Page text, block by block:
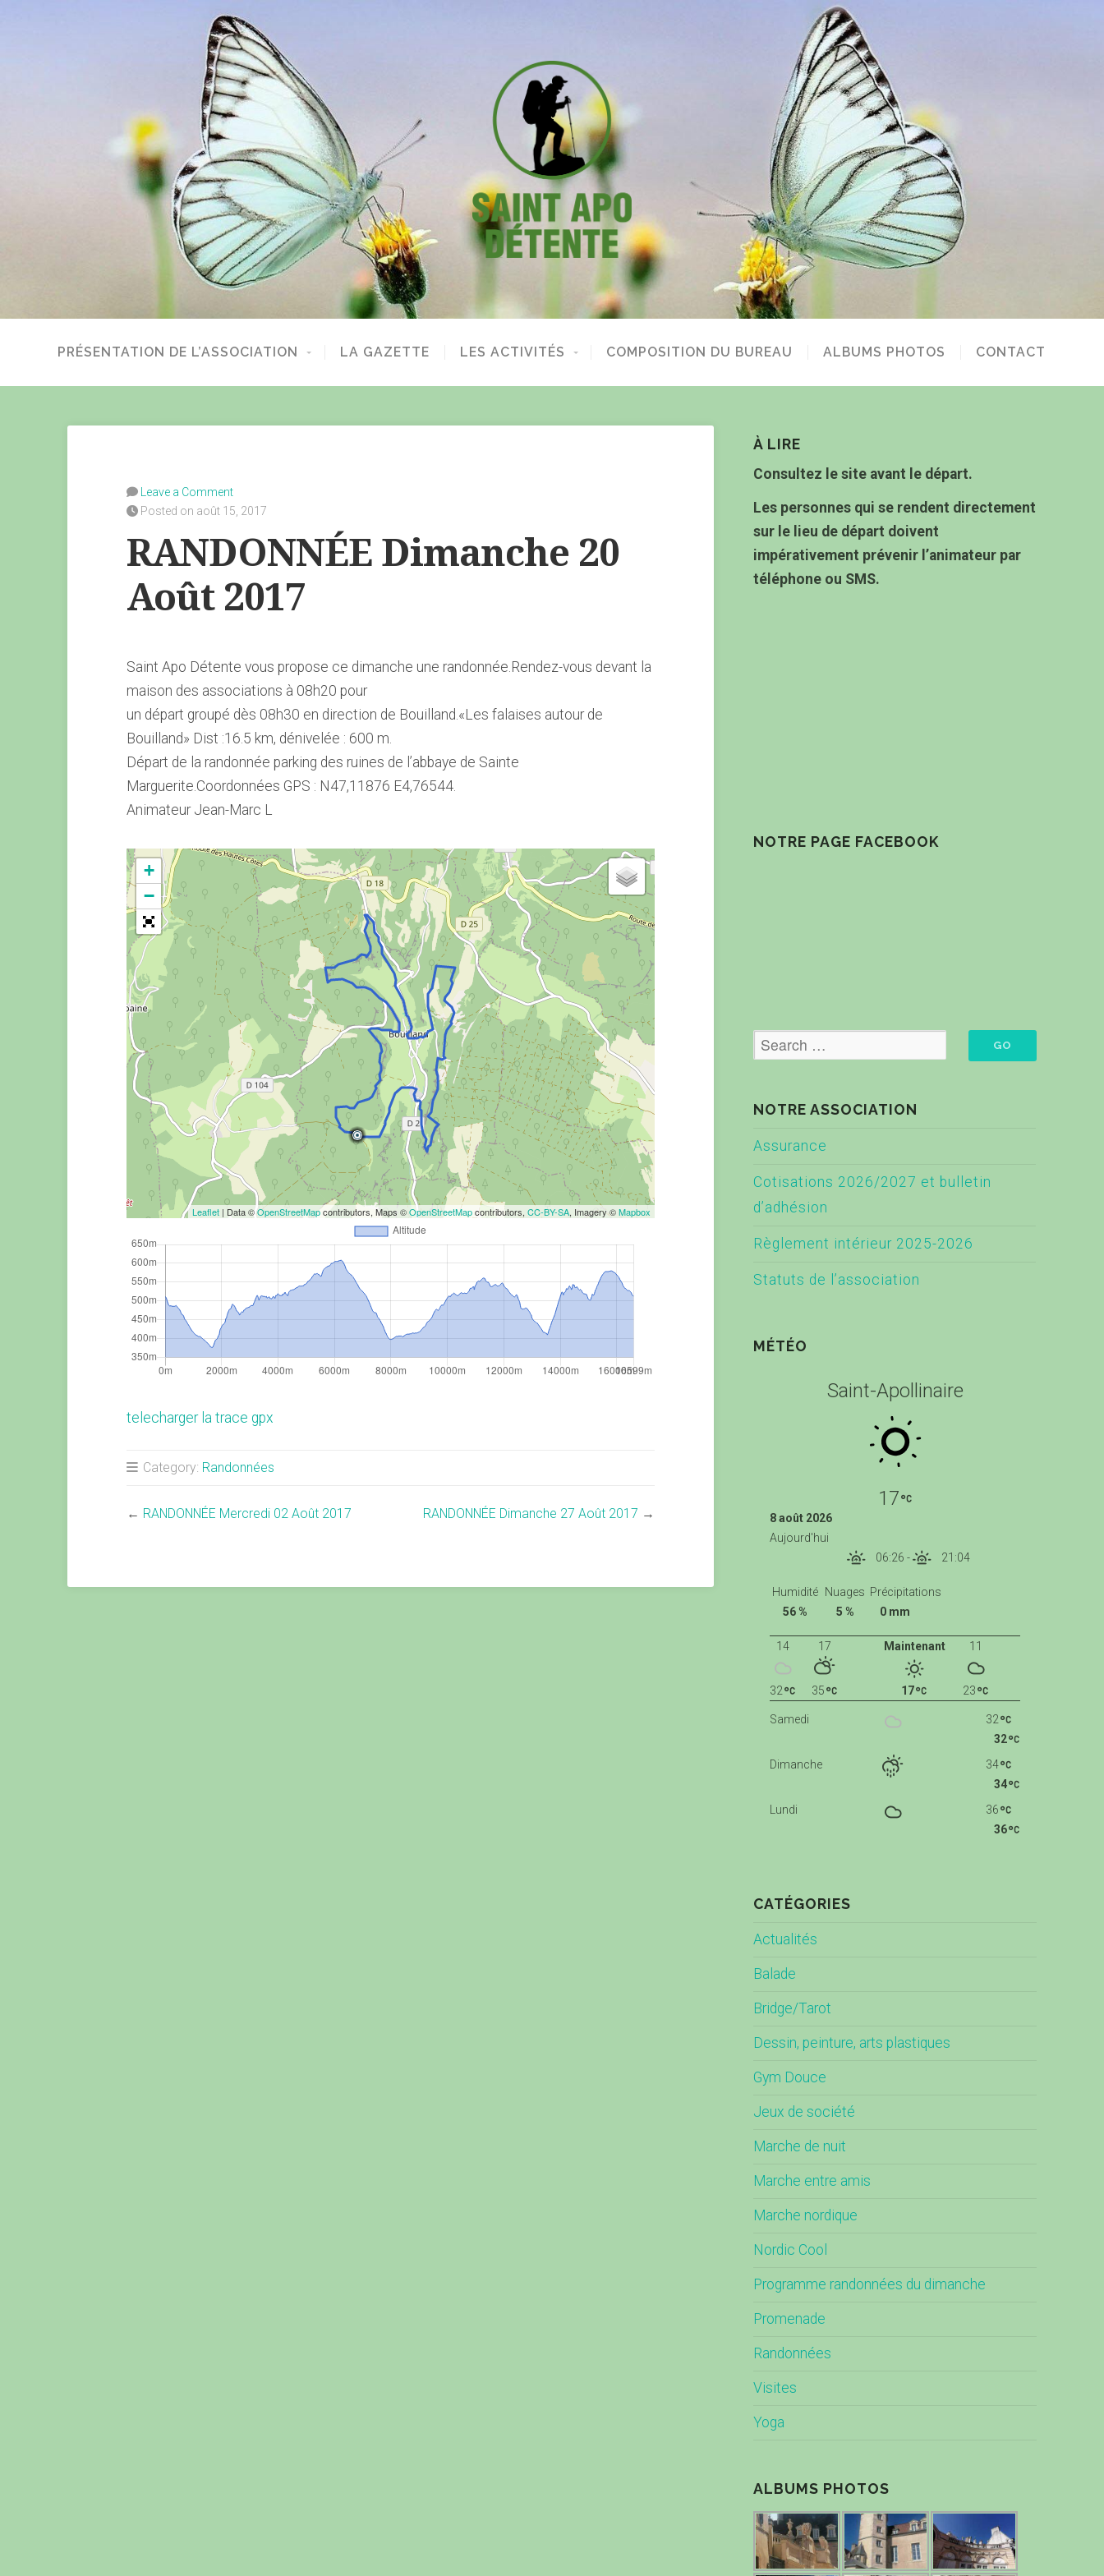
PRÉSENTATION DE L’ASSOCIATION LA GAZETTE LES ACTIVITÉS COMPOSITION DU BUREAU ALBUMS PHOTOS CONTACT
Leave a Comment
Posted on août 15, 2017
RANDONNÉE Dimanche 20
Août 2017
Saint Apo Détente vous propose ce dimanche une randonnée.Rendez-vous devant la
maison des associations à 08h20 pour
un départ groupé dès 08h30 en direction de Bouilland.«Les falaises autour de
Bouilland» Dist :16.5 km, dénivelée : 600 m.
Départ de la randonnée parking des ruines de l’abbaye de Sainte
Marguerite.Coordonnées GPS : N47,11876 E4,76544.
Animateur Jean-Marc L
+
−
Leaflet | Data ©OpenStreetMapcontributors, Maps ©OpenStreetMapcontributors,CC-BY-SA, Imagery ©Mapbox
telecharger la trace gpx
Category: Randonnées
← RANDONNÉE Mercredi 02 Août 2017 RANDONNÉE Dimanche 27 Août 2017 →
À LIRE
Consultez le site avant le départ.
Les personnes qui se rendent directement
sur le lieu de départ doivent
impérativement prévenir l’animateur par
téléphone ou SMS.
NOTRE PAGE FACEBOOK
NOTRE ASSOCIATION
Assurance
Cotisations 2026/2027 et bulletin
d’adhésion
Règlement intérieur 2025-2026
Statuts de l’association
MÉTÉO
Saint-Apollinaire
17
8 août 2026
Aujourd'hui
06:26 - 21:04
Humidité
56 %
Nuages
5 %
Précipitations
0 mm
Maintenant
17
11
23
14
32
17
35
Samedi
32
32
Dimanche
34
34
Lundi
36
36
CATÉGORIES
Actualités
Balade
Bridge/Tarot
Dessin, peinture, arts plastiques
Gym Douce
Jeux de société
Marche de nuit
Marche entre amis
Marche nordique
Nordic Cool
Programme randonnées du dimanche
Promenade
Randonnées
Visites
Yoga
ALBUMS PHOTOS